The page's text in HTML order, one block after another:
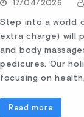
17/04/2026
Step into a world
extra charge) will
and body
pedicures. Our
focusing on
Read more